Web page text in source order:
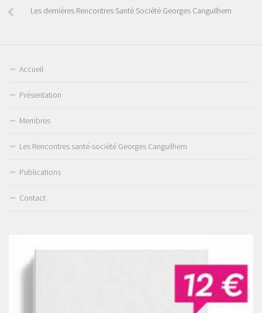
Les dernières Rencontres Santé Société Georges Canguilhem
Accueil
Présentation
Membres
Les Rencontres santé-société Georges Canguilhem
Publications
Contact